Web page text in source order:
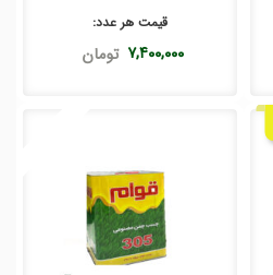
قیمت هر عدد:
۷,۴۰۰,۰۰۰ تومان